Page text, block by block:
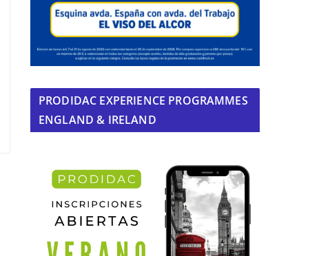
PRODIDAC EXPERIENCE PROGRAMMES
ENGLAND & IRELAND